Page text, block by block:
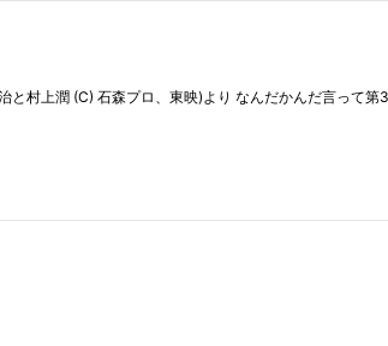
村上潤 (C) 石森プロ、東映)より なんだかんだ言って